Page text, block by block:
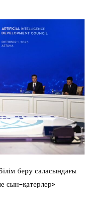
беру саласындағы
сын-қатерлер»